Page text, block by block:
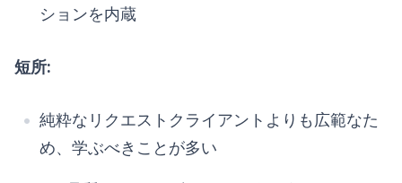
ションを内蔵
短所:
純粋なリクエストクライアントよりも広範なた
め、学ぶべきことが多い